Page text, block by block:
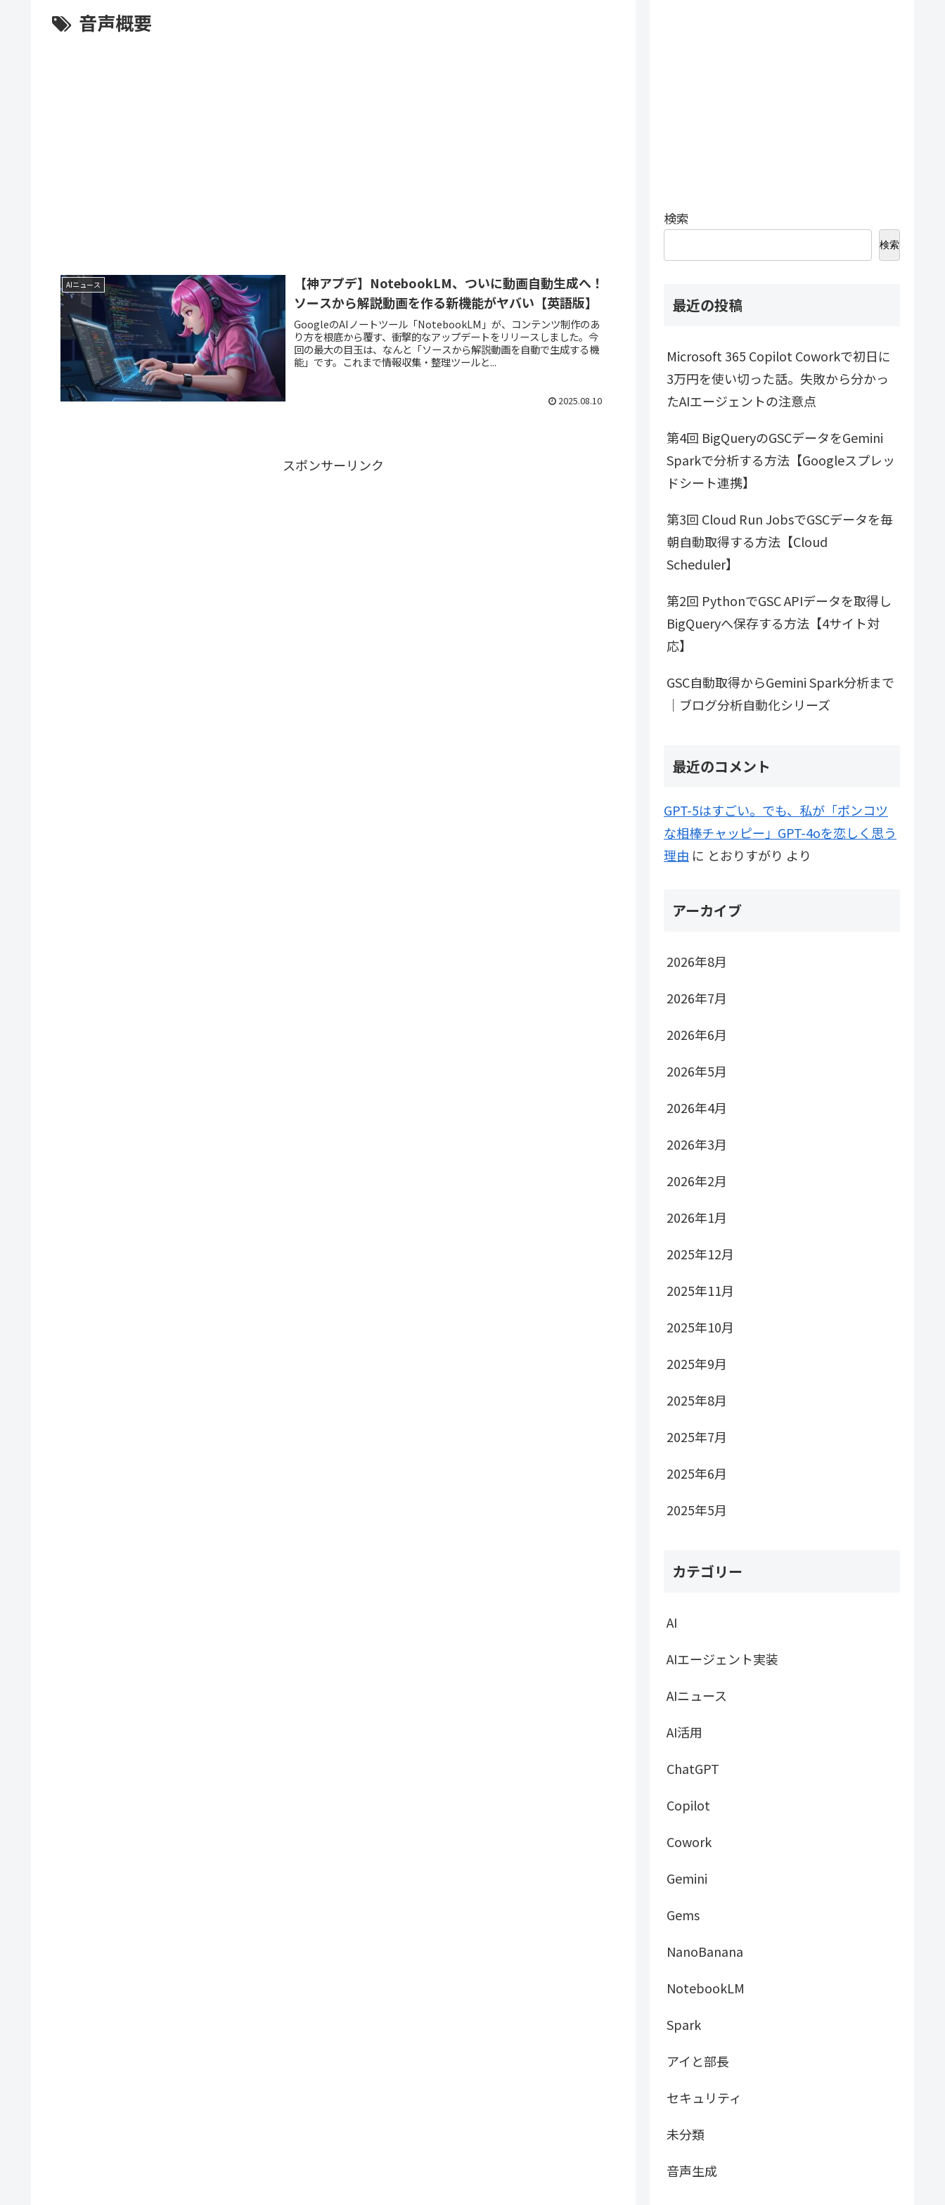
音声概要
AIニュース
【神アプデ】NotebookLM、ついに動画自動生成へ！
ソースから解説動画を作る新機能がヤバい【英語版】
GoogleのAIノートツール「NotebookLM」が、コンテンツ制作のあ
り方を根底から覆す、衝撃的なアップデートをリリースしました。今
回の最大の目玉は、なんと「ソースから解説動画を自動で生成する機
能」です。これまで情報収集・整理ツールと...
2025.08.10
スポンサーリンク
検索
検索
最近の投稿
Microsoft 365 Copilot Coworkで初日に
3万円を使い切った話。失敗から分かっ
たAIエージェントの注意点
第4回 BigQueryのGSCデータをGemini
Sparkで分析する方法【Googleスプレッ
ドシート連携】
第3回 Cloud Run JobsでGSCデータを毎
朝自動取得する方法【Cloud
Scheduler】
第2回 PythonでGSC APIデータを取得し
BigQueryへ保存する方法【4サイト対
応】
GSC自動取得からGemini Spark分析まで
｜ブログ分析自動化シリーズ
最近のコメント
GPT-5はすごい。でも、私が「ポンコツ
な相棒チャッピー」GPT-4oを恋しく思う
理由 に とおりすがり より
アーカイブ
2026年8月
2026年7月
2026年6月
2026年5月
2026年4月
2026年3月
2026年2月
2026年1月
2025年12月
2025年11月
2025年10月
2025年9月
2025年8月
2025年7月
2025年6月
2025年5月
カテゴリー
AI
AIエージェント実装
AIニュース
AI活用
ChatGPT
Copilot
Cowork
Gemini
Gems
NanoBanana
NotebookLM
Spark
アイと部長
セキュリティ
未分類
音声生成